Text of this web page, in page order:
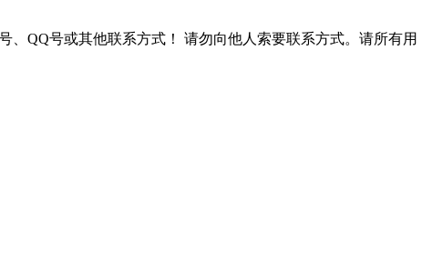
、QQ号或其他联系方式！
请勿向他人索要联系方式。请所有用